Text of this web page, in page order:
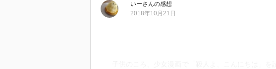
高だった。)絶賛とは言わないが、面白さは圧倒的だ
二作で終わってしまったが、主人公の有紀子や温
も作品が続けばと思ってしまう(文庫初版は平成7
いーさんの感想
2018年10月21日